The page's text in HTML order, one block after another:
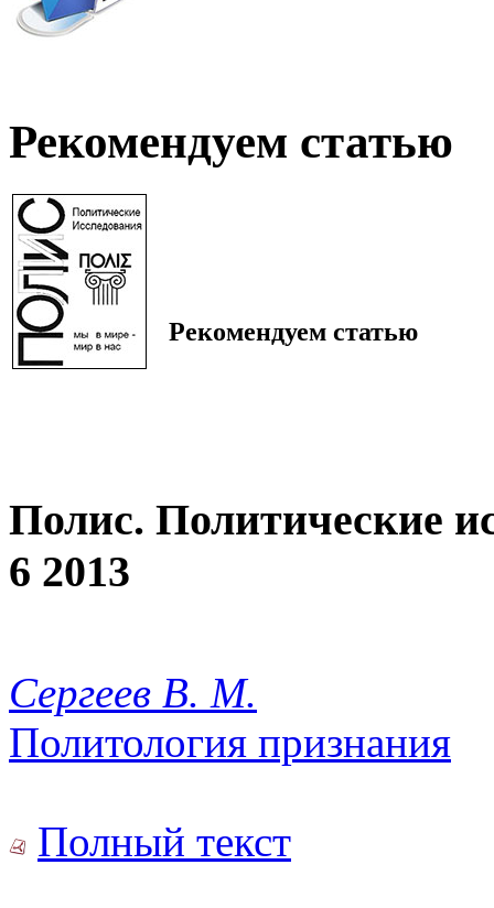
Рекомендуем статью
Рекомендуем статью
Полис. Политические
6 2013
Сергеев В. М.
Политология признания
Полный текст